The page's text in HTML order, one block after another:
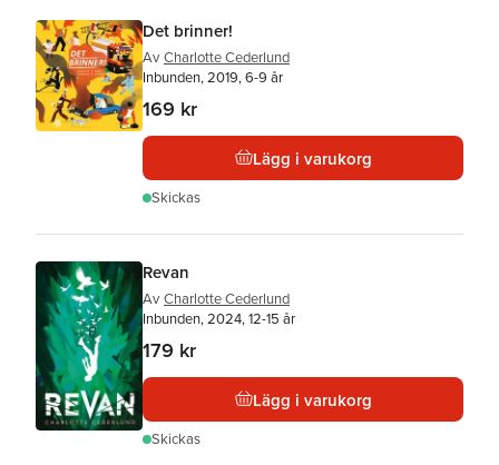
Det brinner!
Av Charlotte Cederlund
Inbunden, 2019, 6-9 år
169 kr
Lägg i varukorg
Skickas
Revan
Av Charlotte Cederlund
Inbunden, 2024, 12-15 år
179 kr
Lägg i varukorg
Skickas